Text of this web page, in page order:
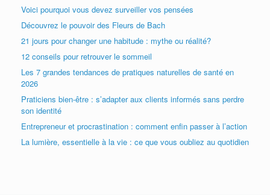
Voici pourquoi vous devez surveiller vos pensées
Découvrez le pouvoir des Fleurs de Bach
21 jours pour changer une habitude : mythe ou réalité?
12 conseils pour retrouver le sommeil
Les 7 grandes tendances de pratiques naturelles de santé en
2026
Praticiens bien-être : s’adapter aux clients informés sans perdre
son identité
Entrepreneur et procrastination : comment enfin passer à l’action
La lumière, essentielle à la vie : ce que vous oubliez au quotidien